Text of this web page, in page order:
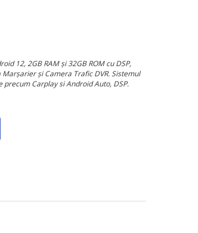
12, 2GB RAM și 32GB ROM cu DSP,
și Camera Trafic DVR. Sistemul
Carplay si Android Auto, DSP.